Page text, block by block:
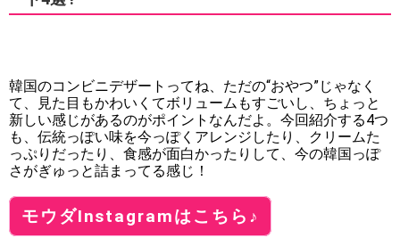
韓国のコンビニデザートってね、ただの“おやつ”じゃなく
て、見た目もかわいくてボリュームもすごいし、ちょっと
新しい感じがあるのがポイントなんだよ。今回紹介する4つ
も、伝統っぽい味を今っぽくアレンジしたり、クリームた
っぷりだったり、食感が面白かったりして、今の韓国っぽ
さがぎゅっと詰まってる感じ！
モウダInstagramはこちら♪